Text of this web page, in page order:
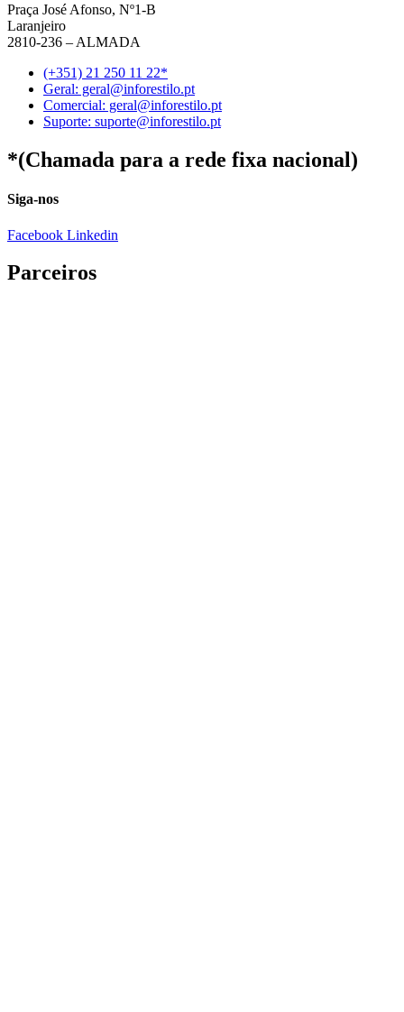
Praça José Afonso, Nº1-B
Laranjeiro
2810-236 – ALMADA
(+351) 21 250 11 22*
Geral: geral@inforestilo.pt
Comercial: geral@inforestilo.pt
Suporte: suporte@inforestilo.pt
*(Chamada para a rede fixa nacional)
Siga-nos
Facebook Linkedin
Parceiros